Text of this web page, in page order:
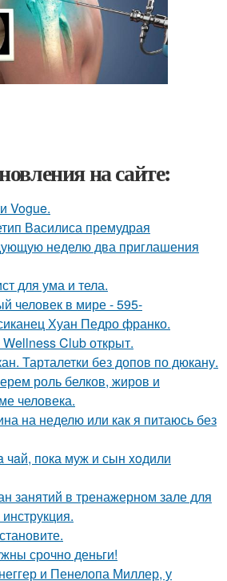
на сайте:
Vogue.
Василиса премудрая
неделю два приглашения
для ума и тела.
человек в мире - 595-
Хуан Педро франко.
Club открыт.
Тарталетки без допов по дюкану.
роль белков, жиров и
человека.
на неделю или как я питаюсь без
чaй, пока муж и сын xoдили
занятий в тренажерном зале для
срочно деньги!
и Пенелопа Миллер, у